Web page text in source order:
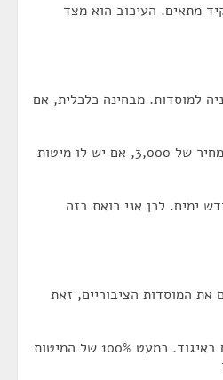
מתאים. העיכוב הוא מצד
למוסדות. מבחינה כלכלית, אם
אפילו יש לו 5,4,3 מיטות במחיר של 3,000, אם יש לו מיטות
ימים. לכן אני רואת בזה
את המוסדות הציבוריים, זאת
רווח. מוסדות אש"ל נמצאים באיגוד. כמעט 100% של המיטות